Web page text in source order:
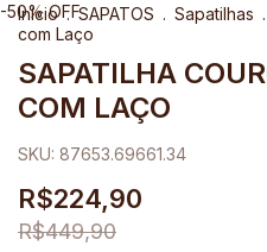
Início . SAPATOS . Sapatilhas .
com Laço
SAPATILHA
COM LAÇO
SKU: 87653.69661.34
R$224,90
-50%OFF
R$449,90